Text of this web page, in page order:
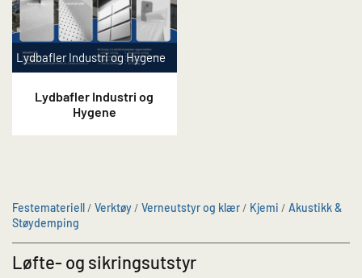
Lydbafler Industri og Hygene
Lydbafler Industri og
Hygene
Festemateriell / Verktøy/ Verneutstyr og klær/ Kjemi / Akustikk &
Støydemping
Løfte- og sikringsutstyr